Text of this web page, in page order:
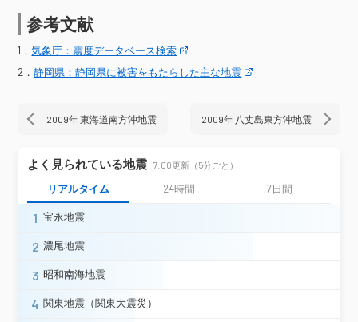
震度4
東京港区白金（旧）＊
神津島村役場（旧）＊
新島村式根島（旧）
横浜神奈川区神大寺＊
海老名市大谷＊
参考文献
1．気象庁：震度データベース検索
2．静岡県：静岡県に被害をもたらした主な地震
2009年 東海道南方沖地震 2009年 八丈島東方沖地震
よく見られている地震 7:00更新（5分ごと）
リアルタイム 24時間 7日間
1 宝永地震
2 濃尾地震
3 昭和南海地震
4 関東地震（関東大震災）